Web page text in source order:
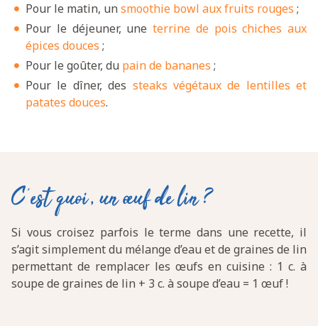
Pour le matin, un smoothie bowl aux fruits rouges ;
Pour le déjeuner, une terrine de pois chiches aux
épices douces ;
Pour le goûter, du pain de bananes ;
Pour le dîner, des steaks végétaux de lentilles et
patates douces.
C’est quoi, un œuf de lin ?
Si vous croisez parfois le terme dans une recette, il
s’agit simplement du mélange d’eau et de graines de lin
permettant de remplacer les œufs en cuisine : 1 c. à
soupe de graines de lin + 3 c. à soupe d’eau = 1 œuf !